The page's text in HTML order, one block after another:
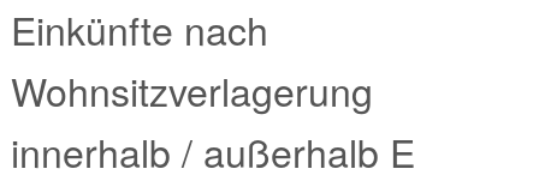
Einkünfte nach
Wohnsitzverlagerung
innerhalb / außerhalb E